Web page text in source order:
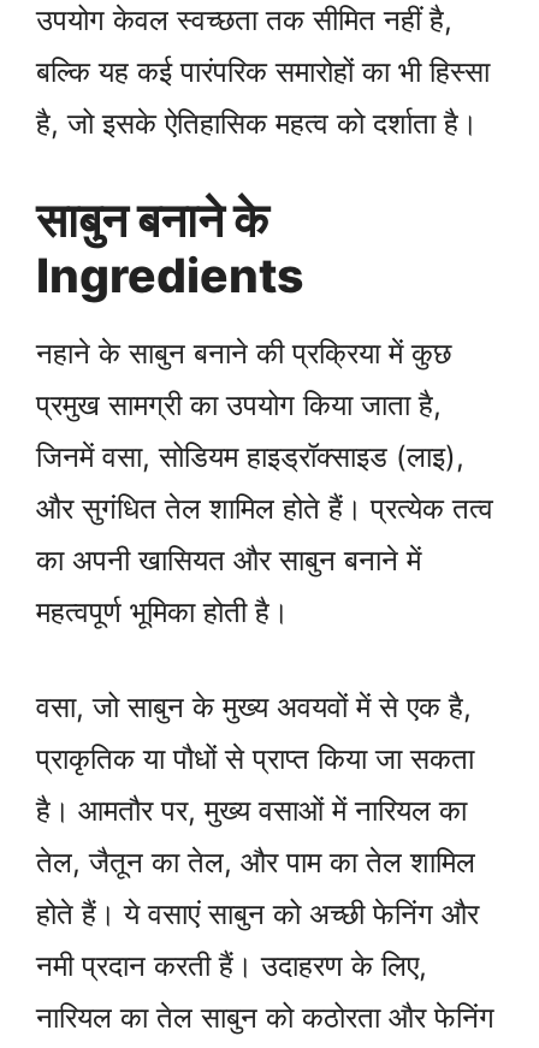
उपयोग केवल स्वच्छता तक सीमित नहीं है,
बल्कि यह कई पारंपरिक समारोहों का भी हिस्सा
है, जो इसके ऐतिहासिक महत्व को दर्शाता है।
साबुन बनाने के
Ingredients
नहाने के साबुन बनाने की प्रक्रिया में कुछ
प्रमुख सामग्री का उपयोग किया जाता है,
जिनमें वसा, सोडियम हाइड्रॉक्साइड (लाइ),
और सुगंधित तेल शामिल होते हैं। प्रत्येक तत्व
का अपनी खासियत और साबुन बनाने में
महत्वपूर्ण भूमिका होती है।
वसा, जो साबुन के मुख्य अवयवों में से एक है,
प्राकृतिक या पौधों से प्राप्त किया जा सकता
है। आमतौर पर, मुख्य वसाओं में नारियल का
तेल, जैतून का तेल, और पाम का तेल शामिल
होते हैं। ये वसाएं साबुन को अच्छी फेनिंग और
नमी प्रदान करती हैं। उदाहरण के लिए,
नारियल का तेल साबुन को कठोरता और फेनिंग